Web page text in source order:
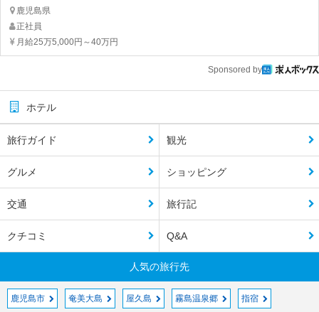
鹿児島県
正社員
月給25万5,000円～40万円
Sponsored by
ホテル
旅行ガイド 観光
グルメ ショッピング
交通 旅行記
クチコミ Q&A
人気の旅行先
鹿児島市 奄美大島 屋久島 霧島温泉郷 指宿